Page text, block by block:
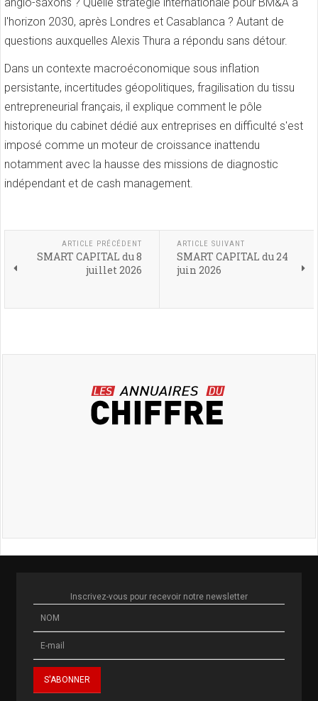
l'horizon 2030, après Londres et Casablanca ? Autant de
questions auxquelles Alexis Thura a répondu sans détour.
Dans un contexte macroéconomique sous inflation
persistante, incertitudes géopolitiques, fragilisation du tissu
entrepreneurial français, il explique comment le pôle
historique du cabinet dédié aux entreprises en difficulté s'est
imposé comme un moteur de croissance inattendu
notamment avec la hausse des missions de diagnostic
indépendant et de cash management.
ARTICLE PRÉCÉDENT
SMART CAPITAL du 8
juillet 2026
ARTICLE SUIVANT
SMART CAPITAL du 24
juin 2026
Inscrivez-vous pour recevoir notre newsletter